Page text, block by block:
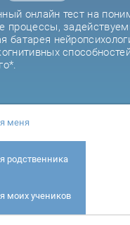
онлайн тест на
процессы,
батарея
меня
родственника
моих учеников